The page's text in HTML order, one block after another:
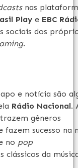
nas
Play e EBC
sociais dos
.
e notícia são
Rádio Nacional.
gêneros
sucesso na
no pop
clássicos da